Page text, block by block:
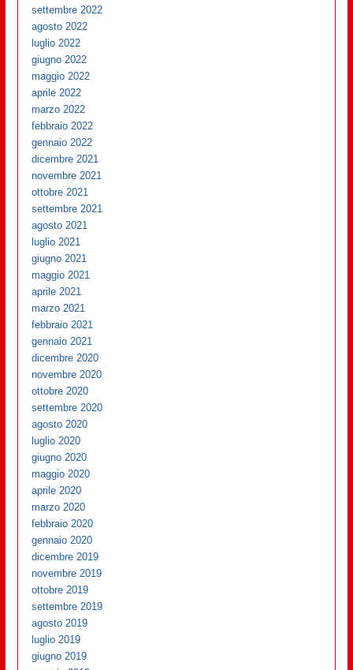
settembre 2022
agosto 2022
luglio 2022
giugno 2022
maggio 2022
aprile 2022
marzo 2022
febbraio 2022
gennaio 2022
dicembre 2021
novembre 2021
ottobre 2021
settembre 2021
agosto 2021
luglio 2021
giugno 2021
maggio 2021
aprile 2021
marzo 2021
febbraio 2021
gennaio 2021
dicembre 2020
novembre 2020
ottobre 2020
settembre 2020
agosto 2020
luglio 2020
giugno 2020
maggio 2020
aprile 2020
marzo 2020
febbraio 2020
gennaio 2020
dicembre 2019
novembre 2019
ottobre 2019
settembre 2019
agosto 2019
luglio 2019
giugno 2019